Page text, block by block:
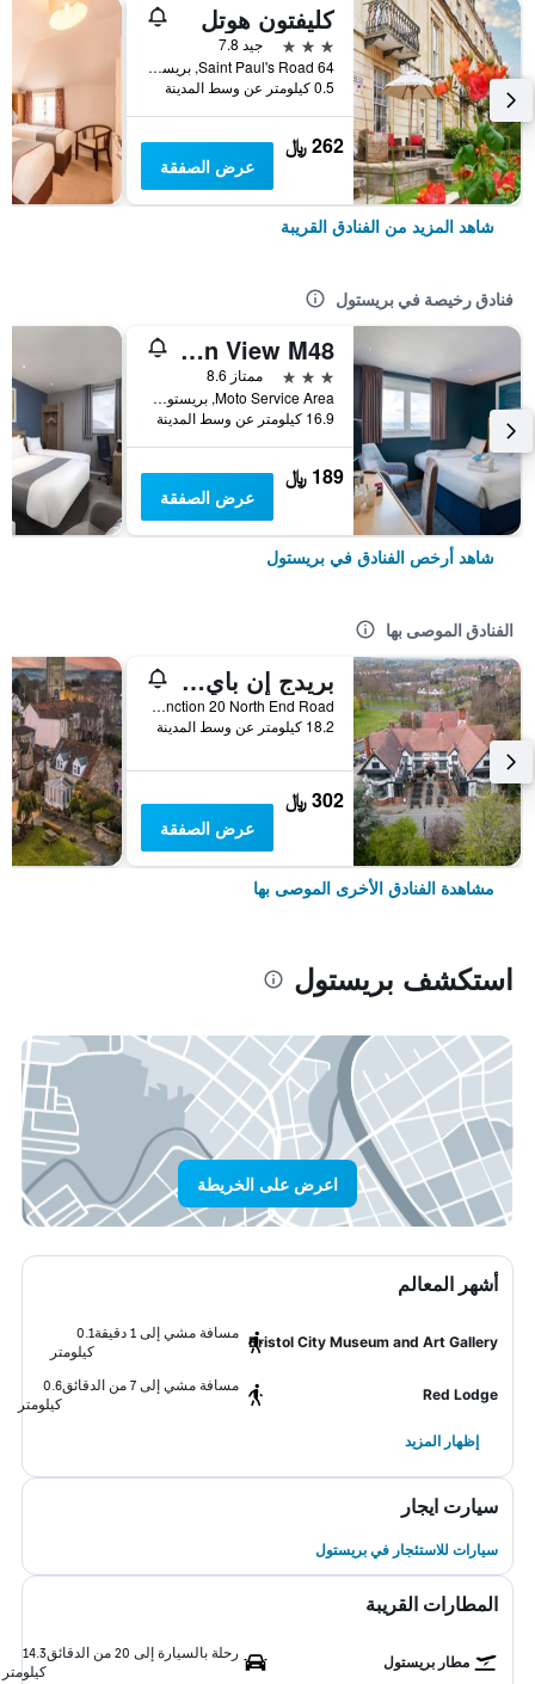
كليفتون هوتل
3 نجوم
جيد 7.8
64 Saint Paul's Road, بريستول, المملكة المتحدة
0.5 كيلومتر عن وسط المدينة
262 ﷼
عرض الصفقة
شاهد المزيد من الفنادق القريبة
فنادق رخيصة في بريستول
Travelodge Bristol Severn View M48
3 نجوم
ممتاز 8.6
Moto Service Area, بريستول, المملكة المتحدة
16.9 كيلومتر عن وسط المدينة
189 ﷼
عرض الصفقة
شاهد أرخص الفنادق في بريستول
الفنادق الموصى بها
بريدج إن باي جرين كينج إنز
M5, Junction 20 North End Road, بريستول, المملكة المتحدة
18.2 كيلومتر عن وسط المدينة
302 ﷼
عرض الصفقة
مشاهدة الفنادق الأخرى الموصى بها
استكشف بريستول
اعرض على الخريطة
أشهر المعالم
Bristol City Museum and Art Gallery
مسافة مشي إلى 1 دقيقة
0.1
كيلومتر
Red Lodge
مسافة مشي إلى 7 من الدقائق
0.6
كيلومتر
إظهار المزيد
سيارت ايجار
سيارات للاستئجار في بريستول
المطارات القريبة
مطار بريستول
رحلة بالسيارة إلى 20 من الدقائق
14.3
كيلومتر